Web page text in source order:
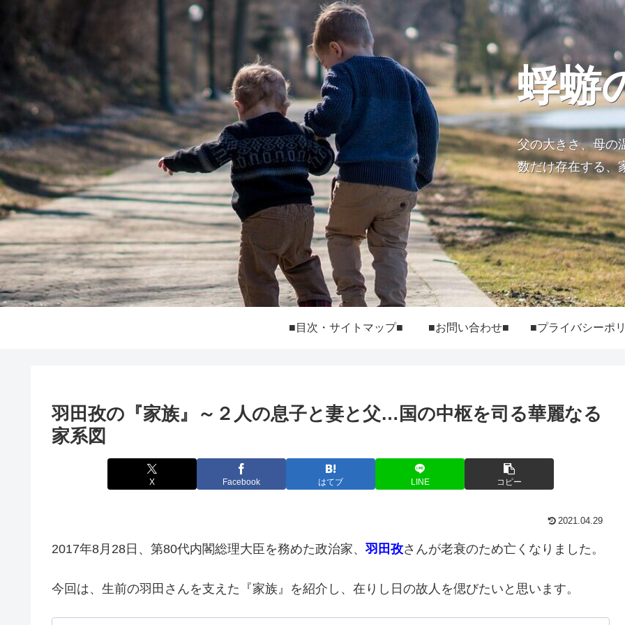
蜉蝣
父の大きさ、母の
数だけ存在する、
■目次・サイトマップ■ ■お問い合わせ■
羽田孜の『家族』～２人の息子と妻と父…国の中枢を司る華麗なる
家系図
X Facebook はてブ LINE コピー
2021.04.29
2017年8月28日、第80代内閣総理大臣を務めた政治家、 羽田孜さんが老衰のため亡くなりました。
今回は、生前の羽田さんを支えた『家族』を紹介し、在りし日の故人を偲びたいと思います。